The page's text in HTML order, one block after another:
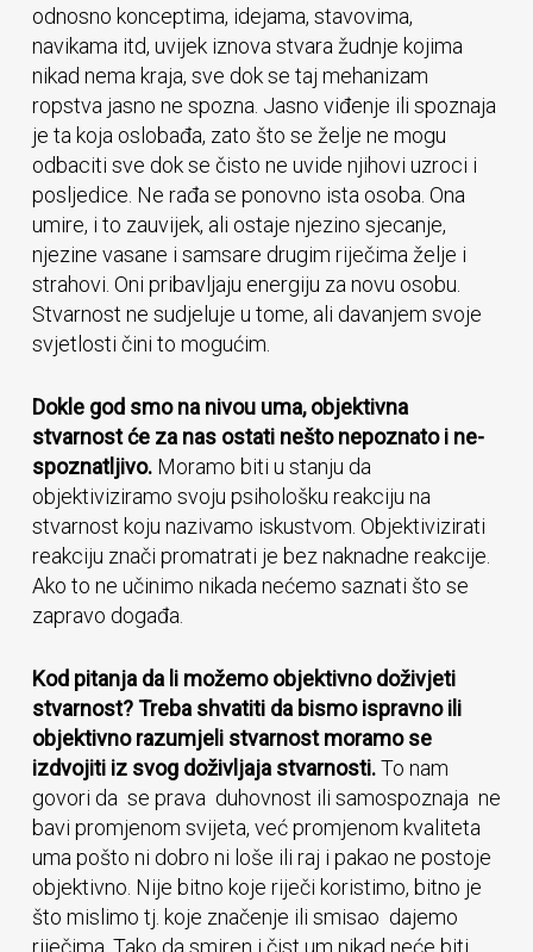
odnosno konceptima, idejama, stavovima,
navikama itd, uvijek iznova stvara žudnje kojima
nikad nema kraja, sve dok se taj mehanizam
ropstva jasno ne spozna. Jasno viđenje ili spoznaja
je ta koja oslobađa, zato što se želje ne mogu
odbaciti sve dok se čisto ne uvide njihovi uzroci i
posljedice. Ne rađa se ponovno ista osoba. Ona
umire, i to zauvijek, ali ostaje njezino sjecanje,
njezine vasane i samsare drugim riječima želje i
strahovi. Oni pribavljaju energiju za novu osobu.
Stvarnost ne sudjeluje u tome, ali davanjem svoje
svjetlosti čini to mogućim.
Dokle god smo na nivou uma, objektivna
stvarnost će za nas ostati nešto nepoznato i ne-
spoznatljivo.Moramo biti u stanju da
objektiviziramo svoju psihološku reakciju na
stvarnost koju nazivamo iskustvom. Objektivizirati
reakciju znači promatrati je bez naknadne reakcije.
Ako to ne učinimo nikada nećemo saznati što se
zapravo događa.
Kod pitanja da li možemo objektivno doživjeti
stvarnost? Treba shvatiti da bismo ispravno ili
objektivno razumjeli stvarnost moramo se
izdvojiti iz svog doživljaja stvarnosti.To nam
govori da se prava duhovnost ili samospoznaja ne
bavi promjenom svijeta, već promjenom kvaliteta
uma pošto ni dobro ni loše ili raj i pakao ne postoje
objektivno. Nije bitno koje riječi koristimo, bitno je
što mislimo tj. koje značenje ili smisao dajemo
riječima. Tako da smiren i čist um nikad neće biti